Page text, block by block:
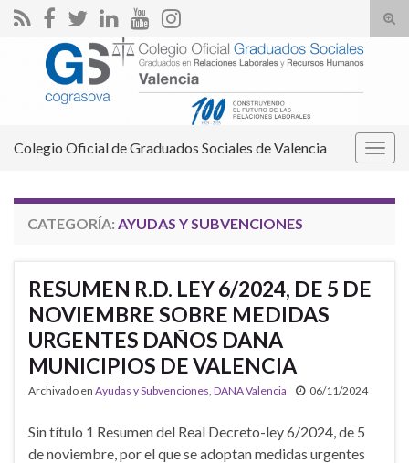
el
Search for:
Colegio Oficial de Graduados Sociales de Valencia
CATEGORÍA: AYUDAS Y SUBVENCIONES
RESUMEN R.D. LEY 6/2024, DE 5 DE
NOVIEMBRE SOBRE MEDIDAS
URGENTES DAÑOS DANA
MUNICIPIOS DE VALENCIA
Archivado en Ayudas y Subvenciones DANA Valencia 06/11/2024
Sin título 1 Resumen del Real Decreto-ley 6/2024, de 5
de noviembre, por el que se adoptan medidas urgentes